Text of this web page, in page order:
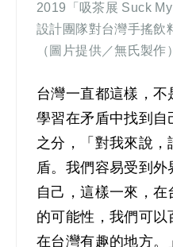
2019 「吸茶展 Suck
設計團隊對台灣手搖飲
（圖片提供／無氏製作）
台灣一直都這樣，
學習在矛盾中找到自
之分，「對我來說
盾。我們容易受到
自己，這樣一來，在
的可能性，我們可
在台灣有趣的地方。